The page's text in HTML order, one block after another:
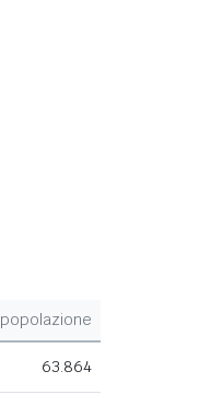
popolazione
63.864